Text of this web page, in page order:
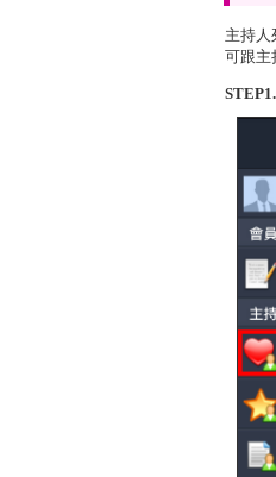
主持人
可跟主